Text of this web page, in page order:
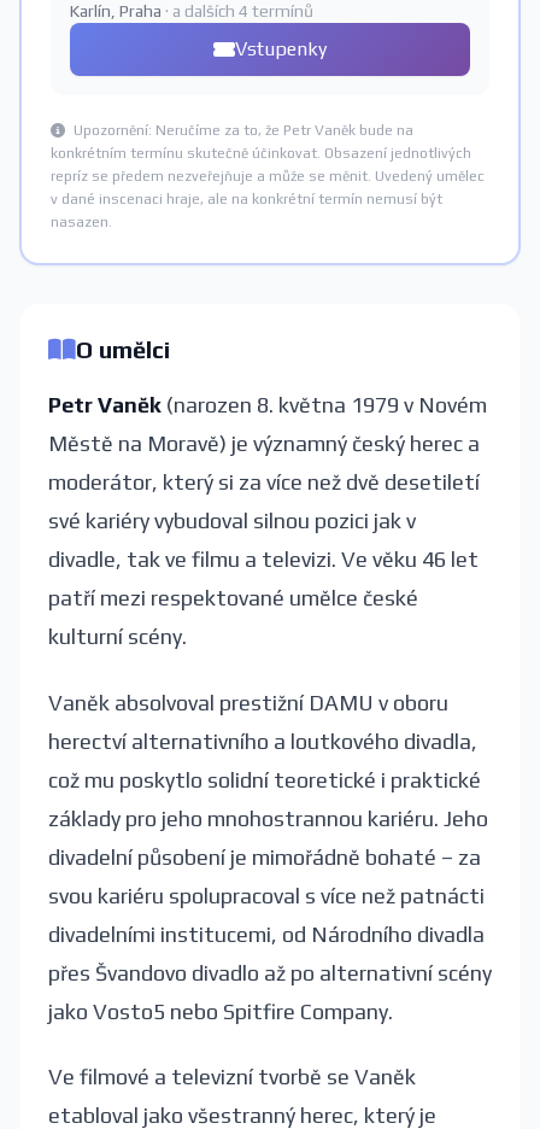
Karlín, Praha · a dalších 4 termínů
Vstupenky
Upozornění: Neručíme za to, že Petr Vaněk bude na
konkrétním termínu skutečně účinkovat. Obsazení jednotlivých
repríz se předem nezveřejňuje a může se měnit. Uvedený umělec
v dané inscenaci hraje, ale na konkrétní termín nemusí být
nasazen.
O umělci
Petr Vaněk (narozen 8. května 1979 v Novém
Městě na Moravě) je významný český herec a
moderátor, který si za více než dvě desetiletí
své kariéry vybudoval silnou pozici jak v
divadle, tak ve filmu a televizi. Ve věku 46 let
patří mezi respektované umělce české
kulturní scény.
Vaněk absolvoval prestižní DAMU v oboru
herectví alternativního a loutkového divadla,
což mu poskytlo solidní teoretické i praktické
základy pro jeho mnohostrannou kariéru. Jeho
divadelní působení je mimořádně bohaté – za
svou kariéru spolupracoval s více než patnácti
divadelními institucemi, od Národního divadla
přes Švandovo divadlo až po alternativní scény
jako Vosto5 nebo Spitfire Company.
Ve filmové a televizní tvorbě se Vaněk
etabloval jako všestranný herec, který je